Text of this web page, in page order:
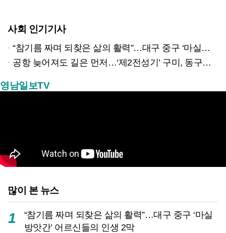
사회 인기기사
“참기름 짜며 되찾은 삶의 활력”…대구 중구 ‘마실방앗간’ 어르신들의 인생 2막
공항 늦어져도 길은 먼저…‘제2전성기’ 구미, 동구미역 더 절실
영남일보TV
많이 본 뉴스
1
“참기름 짜며 되찾은 삶의 활력”…대구 중구 ‘마실
방앗간’ 어르신들의 인생 2막